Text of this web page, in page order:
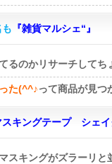
『雑貨マルシェ“』
るのかリサーチして
た(^^♪って商品が見つ
スキングテープ シェイ
スキングがズラーリ